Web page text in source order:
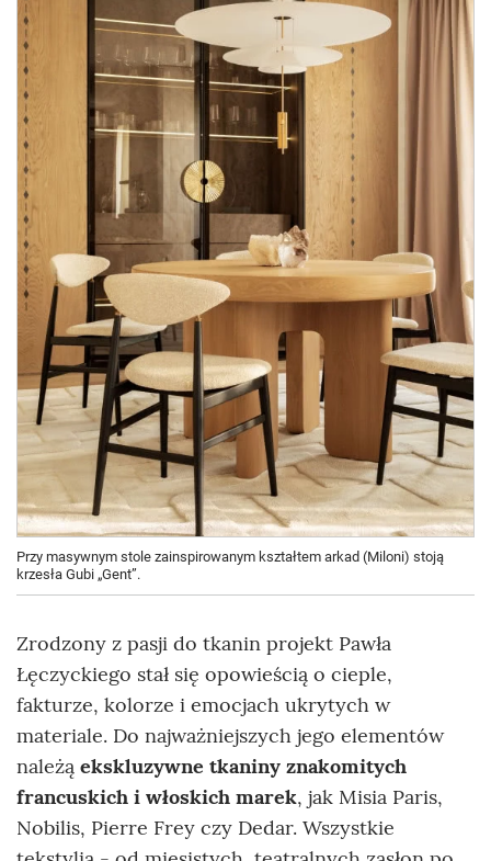
Przy masywnym stole zainspirowanym kształtem arkad (Miloni) stoją
krzesła Gubi „Gent”.
Zrodzony z pasji do tkanin projekt Pawła
Łęczyckiego stał się opowieścią o cieple,
fakturze, kolorze i emocjach ukrytych w
materiale. Do najważniejszych jego elementów
należą ekskluzywne tkaniny znakomitych
francuskich i włoskich marek, jak Misia Paris,
Nobilis, Pierre Frey czy Dedar. Wszystkie